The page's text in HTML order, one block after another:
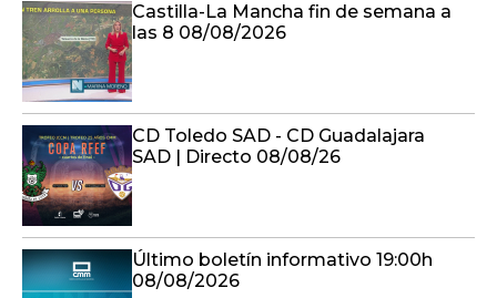
Castilla-La Mancha fin de semana a
las 8 08/08/2026
CD Toledo SAD - CD Guadalajara
SAD | Directo 08/08/26
Último boletín informativo 19:00h
08/08/2026